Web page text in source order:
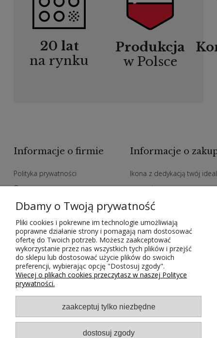
20 lat
na rynku
Produkcja
w Polsce
Informacje o firmie
Polityka prywatności
O nas
Zakupy hurtowe
Metody płatności
Czas i koszty dostawy
Kontakt
Informacje o
Ikona z dedykacją twój
prezent
Indywidualne zamowienia
Kody rabatowe
Regulamin
Odstąpienie od umowy
Dbamy o Twoją prywatność
Pliki cookies i pokrewne im technologie umożliwiają
poprawne działanie strony i pomagają nam dostosować
ofertę do Twoich potrzeb. Możesz zaakceptować
wykorzystanie przez nas wszystkich tych plików i przejść
do sklepu lub dostosować użycie plików do swoich
preferencji, wybierając opcję "Dostosuj zgody".
Więcej o plikach cookies przeczytasz w naszej Polityce
prywatności.
zaakceptuj tylko niezbędne
dostosuj zgody